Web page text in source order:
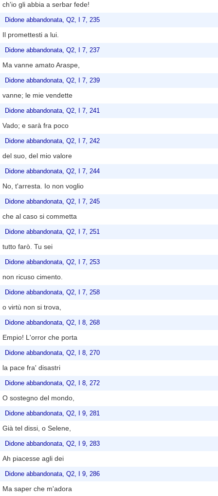
ch'io gli abbia a serbar fede!
Didone abbandonata, Q2, I 7, 235
Il promettesti a lui.
Didone abbandonata, Q2, I 7, 237
Ma vanne amato Araspe,
Didone abbandonata, Q2, I 7, 239
vanne; le mie vendette
Didone abbandonata, Q2, I 7, 241
Vado; e sarà fra poco
Didone abbandonata, Q2, I 7, 242
del suo, del mio valore
Didone abbandonata, Q2, I 7, 244
No, t'arresta. Io non voglio
Didone abbandonata, Q2, I 7, 245
che al caso si commetta
Didone abbandonata, Q2, I 7, 251
tutto farò. Tu sei
Didone abbandonata, Q2, I 7, 253
non ricuso cimento.
Didone abbandonata, Q2, I 7, 258
o virtù non si trova,
Didone abbandonata, Q2, I 8, 268
Empio! L'orror che porta
Didone abbandonata, Q2, I 8, 270
la pace fra' disastri
Didone abbandonata, Q2, I 8, 272
O sostegno del mondo,
Didone abbandonata, Q2, I 9, 281
Già tel dissi, o Selene,
Didone abbandonata, Q2, I 9, 283
Ah piacesse agli dei
Didone abbandonata, Q2, I 9, 286
Ma saper che m'adora